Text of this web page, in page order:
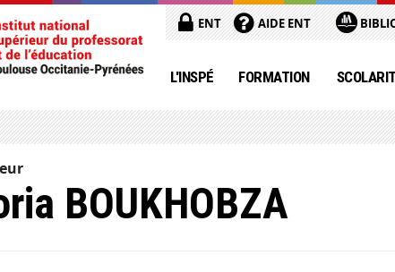
ENT AIDE ENT
L'INSPÉ FORMATION
BOUKHOBZA